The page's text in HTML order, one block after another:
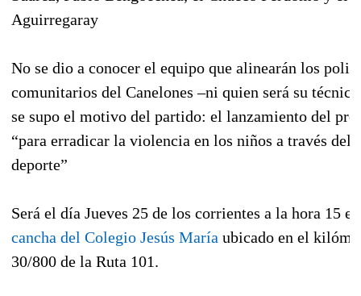
Aguirregaray
No se dio a conocer el equipo que alinearán los
comunitarios del Canelones –ni quien será su
se supo el motivo del partido: el lanzamiento del
“para erradicar la violencia en los niños a través del
deporte”
Será el día Jueves 25 de los corrientes a la hora 15
cancha del Colegio Jesús María ubicado en el
30/800 de la Ruta 101.